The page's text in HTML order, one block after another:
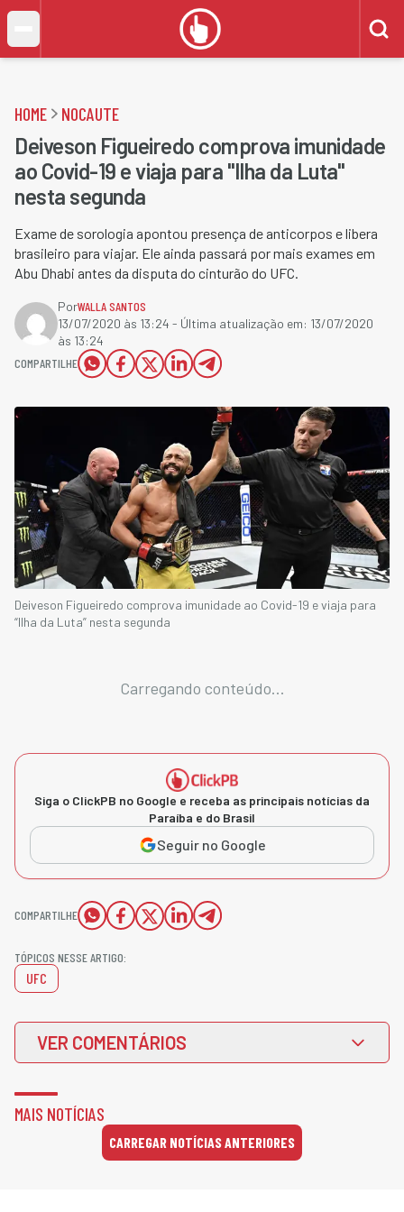
HOME NOCAUTE
Deiveson Figueiredo comprova imunidade
ao Covid-19 e viaja para "Ilha da Luta"
nesta segunda
Exame de sorologia apontou presença de anticorpos e libera
brasileiro para viajar. Ele ainda passará por mais exames em
Abu Dhabi antes da disputa do cinturão do UFC.
PorWALLA SANTOS
13/07/2020 às 13:24 - Última atualização em: 13/07/2020
às 13:24
COMPARTILHE
Deiveson Figueiredo comprova imunidade ao Covid-19 e viaja para
“Ilha da Luta” nesta segunda
Carregando conteúdo...
Siga o ClickPB no Google e receba as principais notícias da
Paraíba e do Brasil
Seguir no Google
COMPARTILHE
TÓPICOS NESSE ARTIGO:
UFC
VER COMENTÁRIOS
MAIS NOTÍCIAS
CARREGAR NOTÍCIAS ANTERIORES